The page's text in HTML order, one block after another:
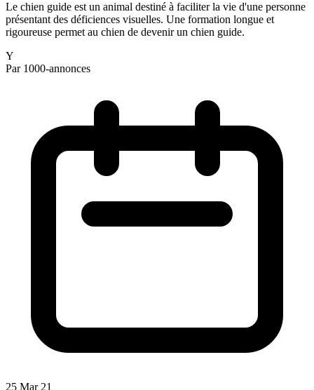
Le chien guide est un animal destiné à faciliter la vie d'une personne
présentant des déficiences visuelles. Une formation longue et
rigoureuse permet au chien de devenir un chien guide.
Y
Par 1000-annonces
25 Mar 21